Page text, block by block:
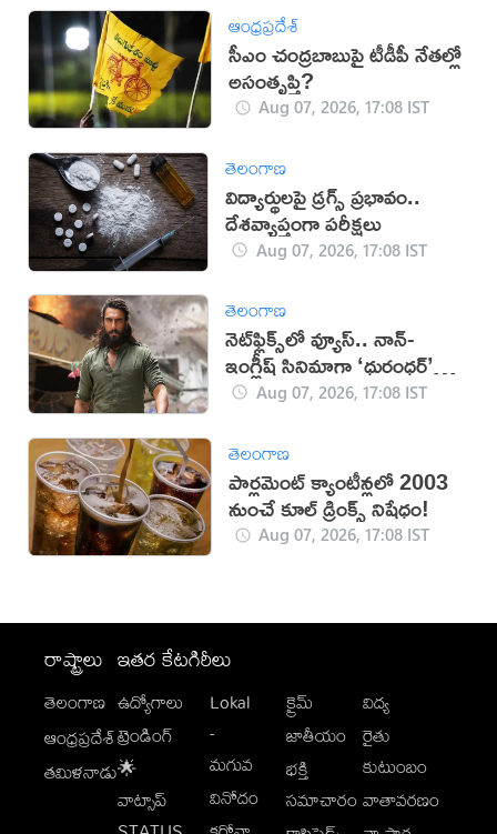
ఆంధ్రప్రదేశ్
సీఎం చంద్రబాబుపై టీడీపీ నేతల్లో
అసంతృప్తి?
Aug 07, 2026, 17:08 IST
తెలంగాణ
విద్యార్థులపై డ్రగ్స్ ప్రభావం..
దేశవ్యాప్తంగా పరీక్షలు
Aug 07, 2026, 17:08 IST
తెలంగాణ
నెట్‌ఫ్లిక్స్‌లో వ్యూస్.. నాన్-
ఇంగ్లీష్ సినిమాగా ‘ధురంధర్’
రికార్డుAug 07, 2026, 17:08 IST
తెలంగాణ
పార్లమెంట్ క్యాంటీన్లలో 2003
నుంచే కూల్ డ్రింక్స్ నిషేధం!
Aug 07, 2026, 17:08 IST
రాష్ట్రాలు
తెలంగాణ
ఆంధ్రప్రదేశ్
తమిళనాడు
ఇతర కేటగిరీలు
ఉద్యోగాలు
ట్రెండింగ్
🌟
వాట్సాప్
Lokal
-
మగువ
వినోదం
క్రైమ్
జాతీయం
భక్తి
సమాచారం
విద్య
రైతు
కుటుంబం
వాతావరణం